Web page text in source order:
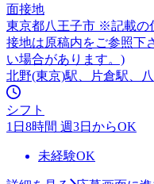
面接地
東京都八王子市 ※記載の
接地は原稿内をご参照下
い場合があります。)
北野(東京)駅、片倉駅、
シフト
1日8時間 週3日からOK
未経験OK